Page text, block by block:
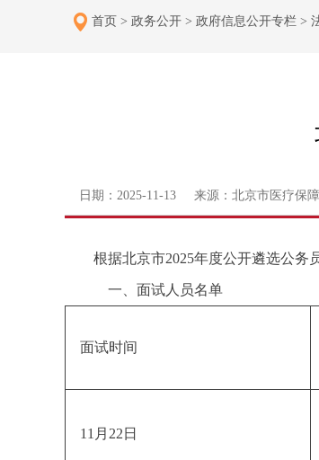
首页 > 政务公开 > 政府信息公开专栏 >
日期：2025-11-13 来源：北京市医疗保
根据北京市2025年度公开遴选公务
一、面试人员名单
面试时间
11月22日